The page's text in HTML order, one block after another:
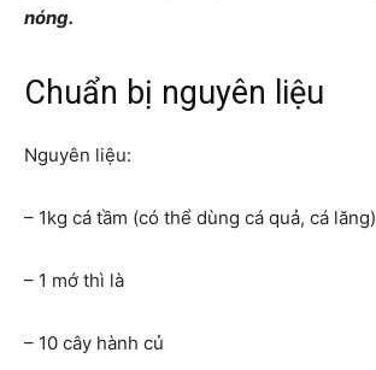
nóng.
Chuẩn bị nguyên liệu
Nguyên liệu:
– 1kg cá tầm (có thể dùng cá quả, cá lăng)
– 1 mớ thì là
– 10 cây hành củ